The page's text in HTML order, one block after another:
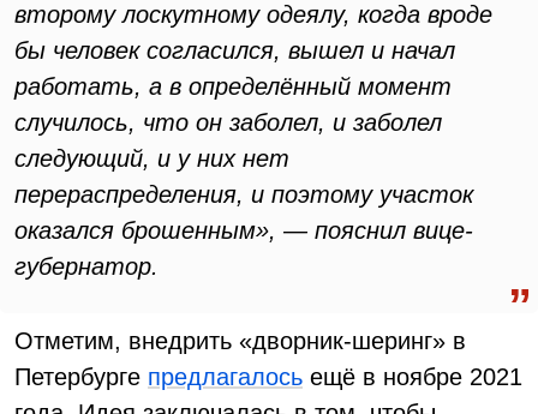
второму лоскутному одеялу, когда вроде
бы человек согласился, вышел и начал
работать, а в определённый момент
случилось, что он заболел, и заболел
следующий, и у них нет
перераспределения, и поэтому участок
оказался брошенным», — пояснил вице-
губернатор.
Отметим, внедрить «дворник-шеринг» в
Петербурге предлагалось ещё в ноябре 2021